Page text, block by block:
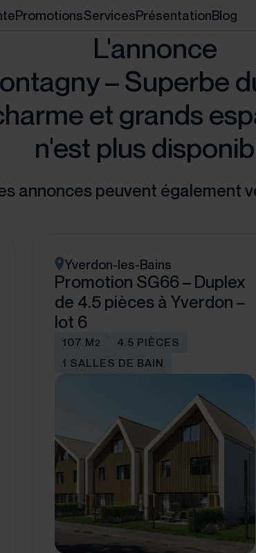
PromotionsServicesPrésentationBlog
L'annonce
– Superbe
et grands
n'est plus
annonces peuvent également
Yverdon-les-Bains
Promotion SG66 – Duplex
de 4.5 pièces à Yverdon –
lot 6
107 M2
4.5 PIÈCES
1 SALLES DE BAIN